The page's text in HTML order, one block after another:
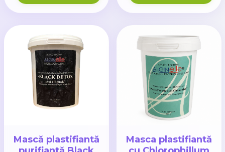
Mască plastifiantă
Masca plastifiantă